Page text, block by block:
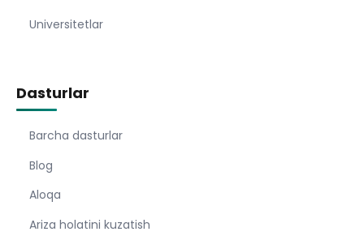
Universitetlar
Dasturlar
Barcha dasturlar
Blog
Aloqa
Ariza holatini kuzatish